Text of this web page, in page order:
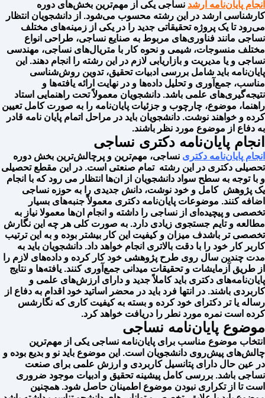
انجام پایان‌نامه ارشد نساجی یکی از مهم‌ترین بخش‌های دوره
کارشناسی ارشد در این رشته محسوب می‌شود. از دانشجویان انتظار
می‌رود تا یک پروژه تحقیقاتی جدید را در یکی از زمینه‌های مختلف
نساجی مانند فناوری‌های مربوط به صنایع نساجی، طراحی انواع
مختلف منسوجات، شیمی و نحوه کار با متریال‌های نساجی، مهندسی
نساجی و یا مدیریت و بازاریابی لازم در این رشته را انجام دهند. این
پایان‌نامه باید شامل بررسی ادبیات تحقیق، تدوین روش‌شناسی
مناسب، جمع‌آوری و تحلیل داده‌ها و در نهایت ارائه یافته‌ها و
نتیجه‌گیری‌های علمی باشد. دانشجویان معمولاً تحت راهنمایی استاد
راهنما، موضوع، چارچوب و جزئیات پایان‌نامه را به صورت کامل تعیین
کرده و خواهند نوشت. دانشجویان باید در مراحل اتمام پایان نامه قادر
به دفاع از موضوع مورد نظر باشند.
انجام پایان‌نامه دکتری نساجی
انجام پایان‌نامه دکتری نساجی، مهم‌ترین و پرچالش‌ترین بخش دوره
تحصیلی دکتری در این رشته تمام صنعتی است. در این مقطع تحصیلی
و با توجه به سطح سواد دانشجویان از ان‌ها انتظار می رود که با انجام
یک پژوهش کامل و خود نوشت، دانش جدیدی را به حوزه نساجی
اضافه کنند. موضوعات پایان‌نامه دکتری معمولاً جنبه‌های بسیار
تخصصی و پیچیده‌ای از نساجی را داشته و انجام ان‌ها معمولا نیاز به
مطالعه و تایم جستجوی زیادی دارد. به صورت کلی هر چه این نگارش
تخصصی تر باشدف میزان و کیفیت این کار بیشتر بوده و به این ترتیب
کاربر کار خود را با دقت بالاتری انجام خواهد داد. دانشجویان باید به
مدت چندین سال روی طرح پژوهشی خود کار کرده و داده‌های لازم را
از طریق آزمایشات و تحقیقات میدانی جمع‌آوری کنند. یافته‌ها و نتایج
پایان‌نامه‌های دکتری باید کاملاً جدید و دارای ارزش‌های علمی و
کاربردی باشند. در انتها فرد باید در محضر اساتید خود اقدام به دفاع از
رساله یا تر دکترای خود کرده و بسته به کیفیت کاری که نگارشس
کرده است نمره مورد نطر را دریافت خواهد کرد.
موضوع پایان‌نامه نساجی
انتخاب موضوع مناسب برای پایان‌نامه نساجی یکی از مهم‌ترین
چالش‌های پیش‌روی دانشجویان است. این موضوع باید نو و بدیع بوده و
در عین حال دارای پتانسیل کاربردی و ارزش علمی برای صنعت
نساجی باشد. بررسی کامل پیشینه تحقیق و ادبیات موجود ضروری
است تا از تکراری نبودن موضوع اطمینان حاصل شود. همچنین